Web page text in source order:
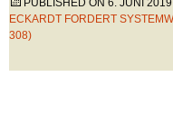
PUBLISHED ON 6. JUNI 2019
ECKARDT FORDERT
308)